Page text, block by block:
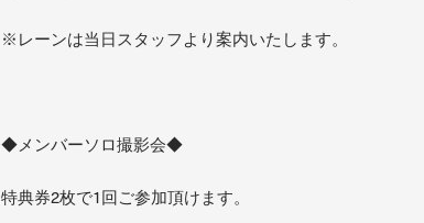
※レーンは当日スタッフより案内いたします。
◆メンバーソロ撮影会◆
特典券2枚で1回ご参加頂けます。